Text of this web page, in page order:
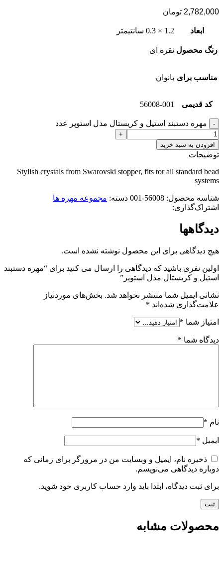
2,782,000 تومان
ابعاد 1.2 × 0.3 سانتیمتر
رنگ محصول نقره ای
مناسب برای بانوان
کد قدیمی 56008-001
مهره دستبند استیل و کریستال مدل استوپر عدد
افزودن به سبد خرید
توضیحات
Stylish crystals from Swarovski stopper, fits tor all standard bead
systems
شناسه محصول: 56008-001 دسته: مجموعه مهره ها
اشتراک‌گذاری:
دیدگاهها
هیچ دیدگاهی برای این محصول نوشته نشده است.
اولین نفری باشید که دیدگاهی را ارسال می کنید برای “مهره دستبند
استیل و کریستال مدل استوپر”
نشانی ایمیل شما منتشر نخواهد شد. بخش‌های موردنیاز
علامت‌گذاری شده‌اند *
امتیاز شما *
دیدگاه شما *
نام *
ایمیل *
ذخیره نام، ایمیل و وبسایت من در مرورگر برای زمانی که
دوباره دیدگاهی می‌نویسم.
برای ثبت دیدگاه، ابتدا باید وارد حساب کاربری خود شوید.
محصولات مشابه